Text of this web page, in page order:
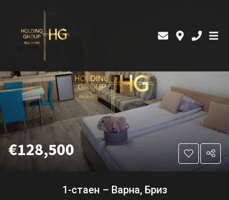
€128,500
1-стаен – Варна, Бриз